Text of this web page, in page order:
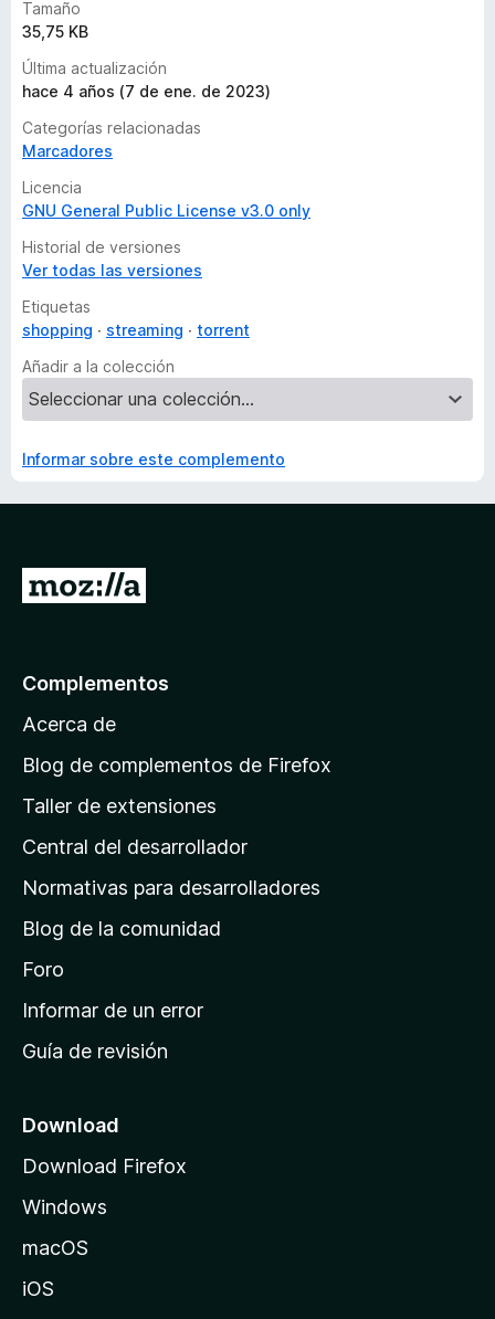
Tamaño
35,75 KB
Última actualización
hace 4 años (7 de ene. de 2023)
Categorías relacionadas
Marcadores
Licencia
GNU General Public License v3.0 only
Historial de versiones
Ver todas las versiones
Etiquetas
shopping
streaming
torrent
Añadir a la colección
Informar sobre este complemento
p
á
n
a
e
i
n
c
o
e
M
i
Complementos
Acerca de
Blog de complementos de Firefox
Taller de extensiones
Central del desarrollador
Normativas para desarrolladores
Blog de la comunidad
Foro
Informar de un error
Guía de revisión
Download
Download Firefox
Windows
macOS
iOS